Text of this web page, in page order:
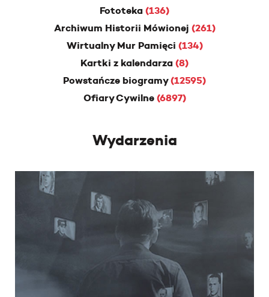
Fototeka(136)
Archiwum Historii Mówionej (261)
Wirtualny Mur Pamięci (134)
Kartki z kalendarza(8)
Powstańcze biogramy(12595)
Ofiary Cywilne (6897)
Wydarzenia